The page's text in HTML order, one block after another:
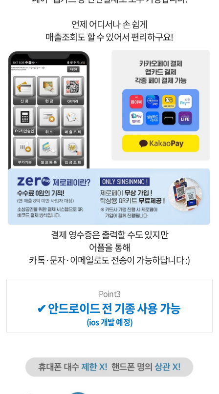
언제 어디서나 손 쉽게
매출조회도 할 수 있어서 편리하구요!
결제 영수증은 출력할 수도 있지만
어플을 통해
카톡·문자·이메일로도 전송이 가능하답니다 :)
Point3
✔ 안드로이드 전 기종 사용 가능
(ios 개발 예정)